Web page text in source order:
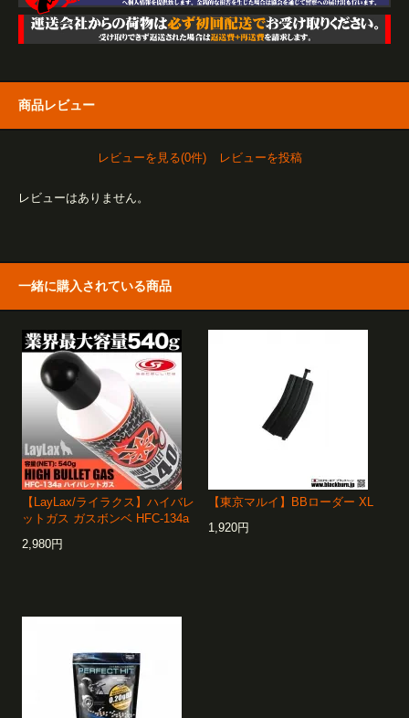
商品レビュー
レビューを見る(0件) レビューを投稿
レビューはありません。
一緒に購入されている商品
【LayLax/ライラクス】ハイバレ
ットガス ガスボンベ HFC-134a
2,980円
【東京マルイ】BBローダー XL
1,920円